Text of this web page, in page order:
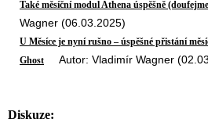
Také měsíční modul Athena úspěšně
Wagner (06.03.2025)
U Měsíce je nyní rušno – úspěšné přistání
Ghost Autor: Vladimír Wagner
Diskuze: